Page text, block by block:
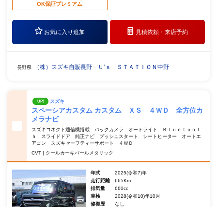
OK保証プレミアム
お気に入り追加 見積依頼・来店予約
長野県 （株）スズキ自販長野 Ｕ’ｓ ＳＴＡＴＩＯＮ中野
UP! スズキ
スペーシアカスタム カスタム ＸＳ ４ＷＤ 全方位カ
メラナビ
スズキコネクト通信機搭載 バックカメラ オートライト Ｂｌｕｅｔｏｏｔ
ｈ スライドドア 純正ナビ プッシュスタート シートヒーター オートエ
アコン スズキセーフティーサポート ４ＷＤ
CVT | クールカーキパールメタリック
年式
2025(令和7)年
走行距離
665Km
排気量
660cc
車検
2028(令和10)年10月
修復歴
なし